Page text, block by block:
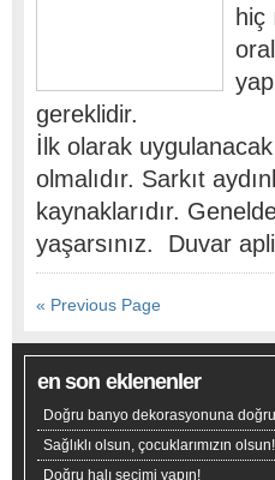
hiç
gereklidir.
İlk olarak
olmalıdır. Sarkıt
kaynaklarıdır.
yaşarsınız. Duvar
« Previous Page
en son eklenenler
Doğru banyo dekorasyonuna
Sağlıklı olsun, çocuklarımızın olsun!
Doğru halı seçimi yapın!